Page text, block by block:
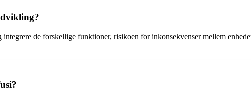
de forskellige funktioner, risikoen for inkonsekvenser mellem